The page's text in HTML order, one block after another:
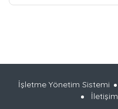
İşletme Yönetim Sistemi
İletişim